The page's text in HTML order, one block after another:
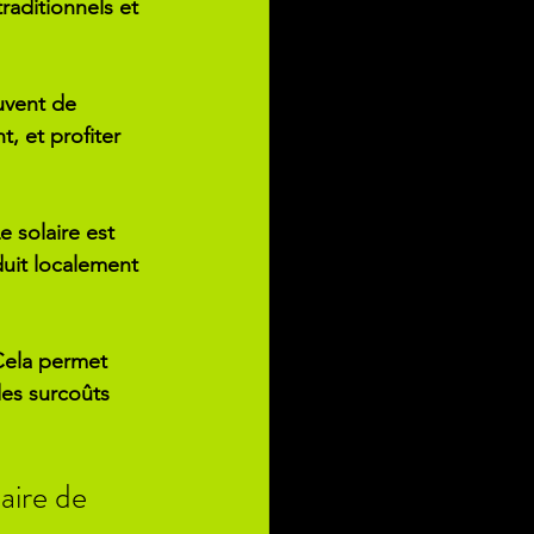
et
de
et profiter
solaire est
localement
permet
surcoûts
de